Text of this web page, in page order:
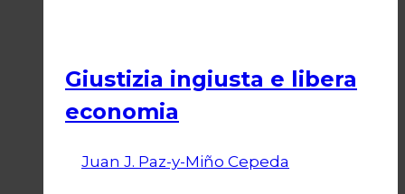
Giustizia ingiusta e libera
economia
Juan J. Paz-y-Miño Cepeda